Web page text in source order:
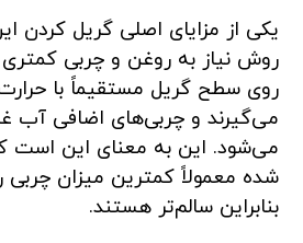
یکی از مزایای اصلی گریل کردن
روش نیاز به روغن و چربی کمتری
روی سطح گریل مستقیماً با
می‌گیرند و چربی‌های اضافی آب
می‌شود. این به معنای این است
شده معمولاً کمترین میزان چربی
بنابراین سالم‌تر هستند.